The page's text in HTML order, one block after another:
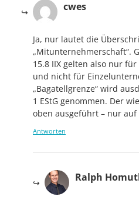
cwes
Ja, nur lautet die
„Mitunternehmerschaft“.
15.8 IIX gelten also nur
und nicht für
„Bagatellgrenze“ wird
1 EStG genommen. Der
oben ausgeführt – nur
Antworten
Ralph